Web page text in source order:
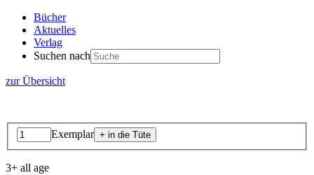
Bücher
Aktuelles
Verlag
Suchen nach
zur Übersicht
Exemplar
3+ all age